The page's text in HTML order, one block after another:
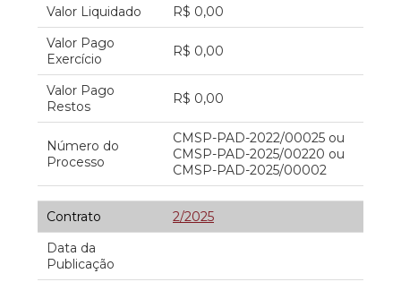
Valor Liquidado
R$ 0,00
Valor Pago
Exercício
R$ 0,00
Valor Pago
Restos
R$ 0,00
Número do
Processo
CMSP-PAD-2022/00025 ou
CMSP-PAD-2025/00220 ou
CMSP-PAD-2025/00002
Contrato
2/2025
Data da
Publicação